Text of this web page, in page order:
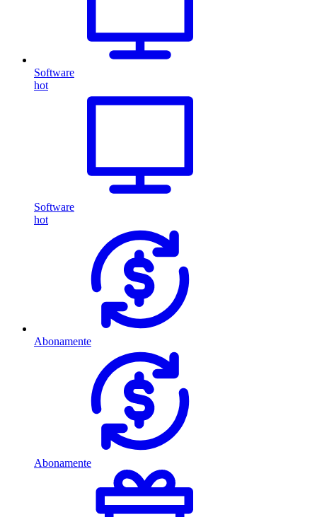
Software
hot
Software
hot
Abonamente
Abonamente